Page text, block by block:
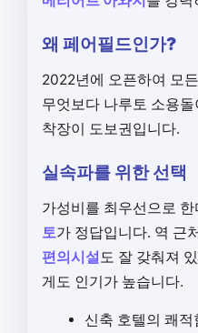
왜 페어필드인가?
2022년에 오픈하여 모
무엇보다 나루토 소용
착장이 도보권입니다.
실속파를 위한 선택
가성비를 최우선으로 한
토가 정답입니다. 역 근
편의시설도 잘 갖춰져
게도 인기가 높습니다.
신축 호텔의 쾌적